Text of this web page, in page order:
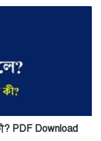
PDF Download